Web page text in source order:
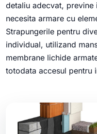
detaliu adecvat,
necesita armare cu
Strapungerile pentru
individual, utilizand
membrane lichide
totodata accesul pentru